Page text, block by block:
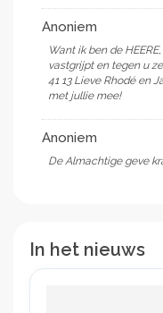
Anoniem
Want ik ben de
vastgrijpt en tegen u
41 13 Lieve Rhodé en
met jullie mee!
Anoniem
De Almachtige geve
In het nieuws